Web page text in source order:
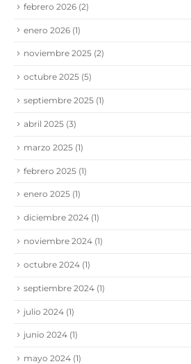
febrero 2026 (2)
enero 2026 (1)
noviembre 2025 (2)
octubre 2025 (5)
septiembre 2025 (1)
abril 2025 (3)
marzo 2025 (1)
febrero 2025 (1)
enero 2025 (1)
diciembre 2024 (1)
noviembre 2024 (1)
octubre 2024 (1)
septiembre 2024 (1)
julio 2024 (1)
junio 2024 (1)
mayo 2024 (1)